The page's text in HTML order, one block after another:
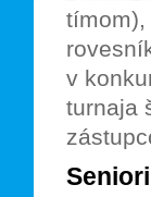
v
turnaja
Seniori